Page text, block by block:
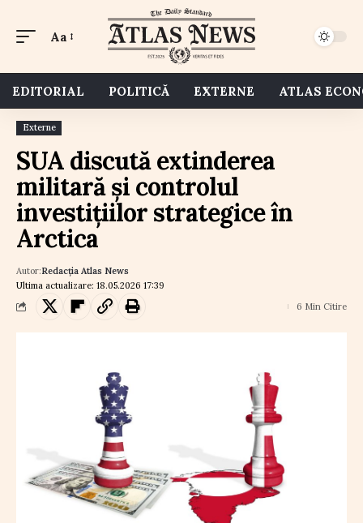
Aa
EDITORIAL POLITICĂ EXTERNE ATLAS
Externe
SUA discută extinderea
militară și controlul
investițiilor strategice în
Arctica
Ultima actualizare: 18.05.2026 17:39
Autor:Redacția Atlas News
6 Min Citire